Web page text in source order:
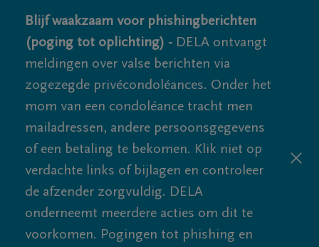
Blijf waakzaam voor phishingberichten
(poging tot oplichting) - DELA ontvangt
meldingen over valse berichten via
zogezegde privécondoléances. Onder het
mom van een condoléance tracht men
mailadressen, andere persoonsgegevens
of een betaling te bekomen. Klik niet op
verdachte links of bijlagen en controleer
de afzender zorgvuldig. DELA
onderneemt meerdere acties om dit te
voorkomen. Pogingen tot phishing en